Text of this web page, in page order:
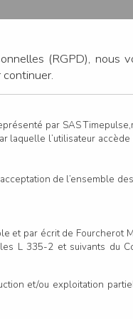
(RGPD), nous
par SAS
laquelle l’utilisateur
de l’ensemble
et par écrit de Fourcherot
L 335-2 et suivants du
et/ou exploitation